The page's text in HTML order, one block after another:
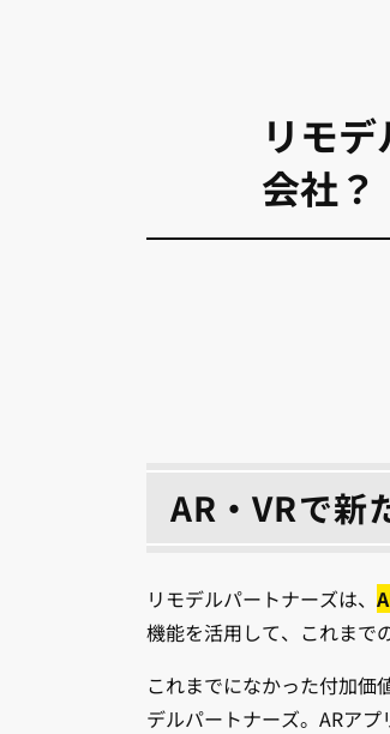
リモ
会社？
AR・VRで新
リモデルパートナーズは、
機能を活用して、これまで
これまでになかった付加価
デルパートナーズ。ARア